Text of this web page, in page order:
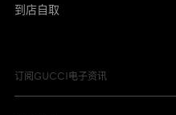
到店自取
订阅GUCCI电子资讯